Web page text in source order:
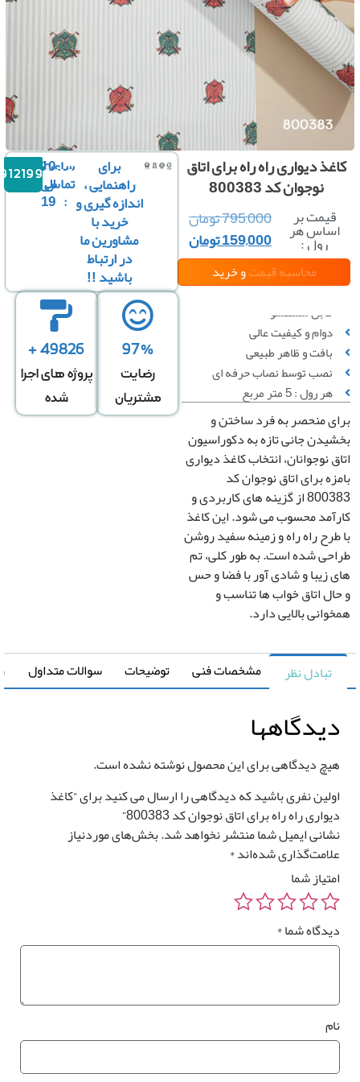
دیواری راه راه برای اتاق
نوجوان کد 800383
بر
هررول :
795,000تومان
159,000تومان
قابل شستشو
دوام و کیفیت عالی
بافت و ظاهر طبیعی
نصب توسط نصاب حرفه ای
هر رول : 5 متر مربع
محاسبه قیمتو خرید
رول
محاسبه بر
اساس متراژ
دیوار
محاسبه بر
اساس متراژ
منزل
تعداد رول
قیمت کل
0تومان
رزرو
منحصر به فرد ساختن و
جانی تازه به دکوراسیون
نوجوانان، انتخاب کاغذ دیواری
برای اتاق نوجوان کد
800383 از گزینه های کاربردی و
محسوب می شود. این کاغذ
راه راه و زمینه سفید روشن
شده است. به طور کلی، تم
و شادی آور با فضا و حس
اتاق خواب ها تناسب و
بالایی دارد.
برای
راهنمایی ،
اندازه گیری و
خرید با
مشاورین ما
در ارتباط
باشید !!
ساعت
تماس
:
10
الی
19
09121996816
97%
رضایت
مشتریان
49826 +
پروژه های اجرا
تبادل نظر مشخصات فنی توضیحات سوالات متداول
دیدگاهی برای این محصول نوشته نشده است.
نفری باشید که دیدگاهی را ارسال می کنید برای “کاغذ
راه راه برای اتاق نوجوان کد 800383”
ایمیل شما منتشر نخواهد شد. بخش‌های موردنیاز
شده‌اند*
شما
شما*